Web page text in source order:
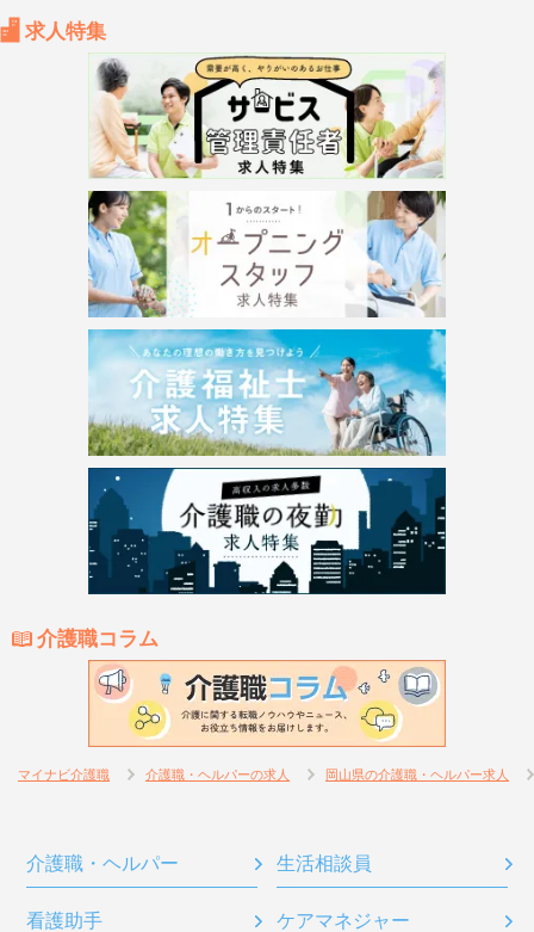
求人特集
介護職コラム
マイナビ介護職 介護職・ヘルパーの求人 岡山県の介護職・ヘルパー求人
介護職・ヘルパー 生活相談員
看護助手 ケアマネジャー